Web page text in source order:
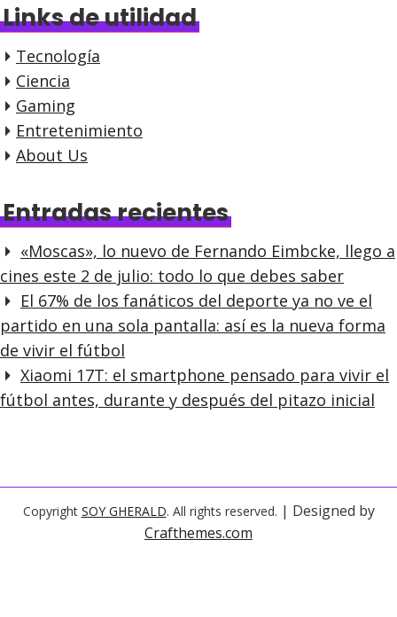
Links de utilidad
Tecnología
Ciencia
Gaming
Entretenimiento
About Us
Entradas recientes
«Moscas», lo nuevo de Fernando Eimbcke, llego a
cines este 2 de julio: todo lo que debes saber
El 67% de los fanáticos del deporte ya no ve el
partido en una sola pantalla: así es la nueva forma
de vivir el fútbol
Xiaomi 17T: el smartphone pensado para vivir el
fútbol antes, durante y después del pitazo inicial
Copyright SOY GHERALD. All rights reserved. | Designed by
Crafthemes.com